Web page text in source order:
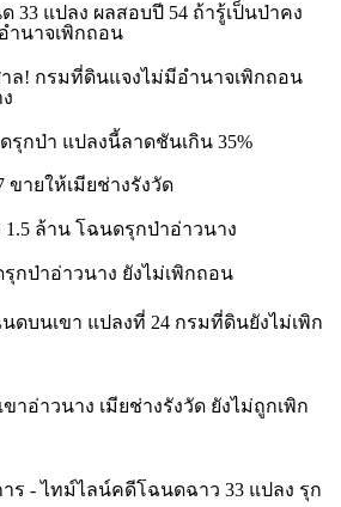
33 แปลง ผลสอบปี 54 ถ้ารู้เป็นป่าคง
ำนาจเพิกถอน
ล! กรมที่ดินแจงไม่มีอำนาจเพิกถอน
รุกป่า แปลงนี้ลาดชันเกิน 35%
ขายให้เมียช่างรังวัด
1.5 ล้าน โฉนดรุกป่าอ่าวนาง
กป่าอ่าวนาง ยังไม่เพิกถอน
ดบนเขา แปลงที่ 24 กรมที่ดินยังไม่เพิก
าอ่าวนาง เมียช่างรังวัด ยังไม่ถูกเพิก
ร - ไทม์ไลน์คดีโฉนดฉาว 33 แปลง รุก